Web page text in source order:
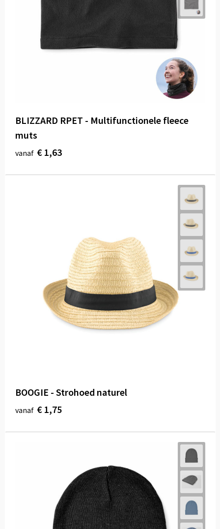
BLIZZARD RPET - Multifunctionele fleece
muts
vanaf € 1,63
BOOGIE - Strohoed naturel
vanaf € 1,75